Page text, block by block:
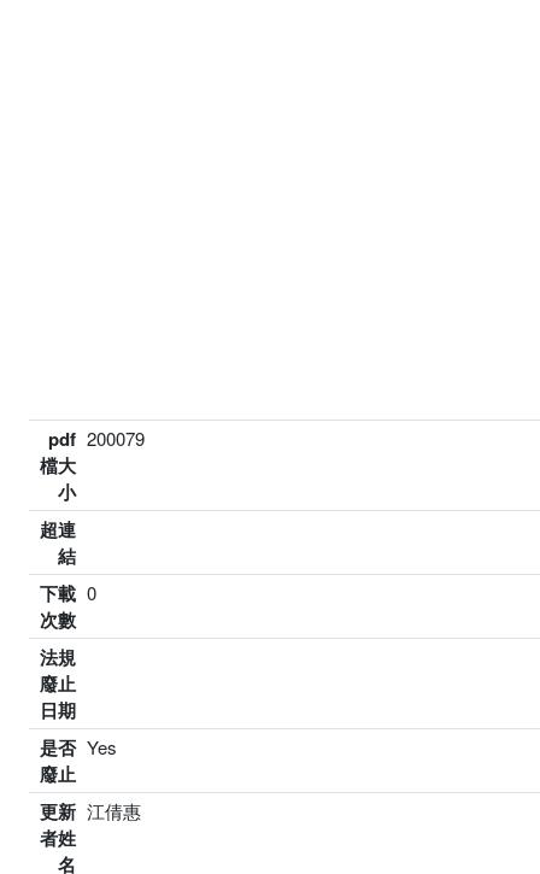
pdf
檔大
小
200079
超連
結
下載
次數
0
法規
廢止
日期
是否
廢止
Yes
更新
者姓
名
江倩惠